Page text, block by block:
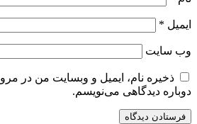
ایمیل *
وب‌ سایت
ذخیره نام، ایمیل و وبسایت من در
دوباره دیدگاهی می‌نویسم.